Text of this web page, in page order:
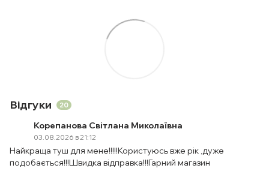
Відгуки 20
Корепанова Світлана Миколаївна
03.08.2026 в 21:12
Найкраща туш для мене!!!!!Користуюсь вже рік ,дуже
подобається!!!Швидка відправка!!!Гарний магазин